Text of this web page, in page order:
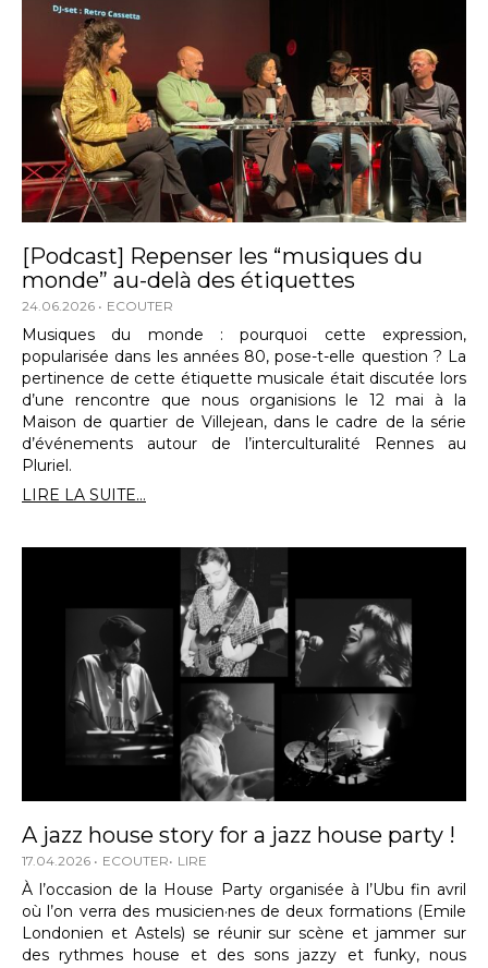
[Podcast] Repenser les “musiques du
monde” au-delà des étiquettes
24.06.2026 ECOUTER
Musiques du monde : pourquoi cette expression,
popularisée dans les années 80, pose-t-elle question ? La
pertinence de cette étiquette musicale était discutée lors
d’une rencontre que nous organisions le 12 mai à la
Maison de quartier de Villejean, dans le cadre de la série
d’événements autour de l’interculturalité Rennes au
Pluriel.
LIRE LA SUITE...
A jazz house story for a jazz house party !
17.04.2026 ECOUTER LIRE
À l’occasion de la House Party organisée à l’Ubu fin avril
où l’on verra des musicien·nes de deux formations (Emile
Londonien et Astels) se réunir sur scène et jammer sur
des rythmes house et des sons jazzy et funky, nous